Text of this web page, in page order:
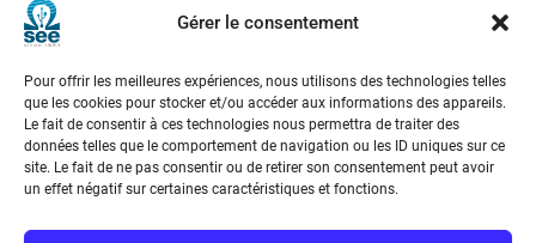
Gérer le consentement
Pour offrir les meilleures expériences, nous utilisons des technologies telles
que les cookies pour stocker et/ou accéder aux informations des appareils.
Le fait de consentir à ces technologies nous permettra de traiter des
données telles que le comportement de navigation ou les ID uniques sur ce
site. Le fait de ne pas consentir ou de retirer son consentement peut avoir
un effet négatif sur certaines caractéristiques et fonctions.
REE 2015-2